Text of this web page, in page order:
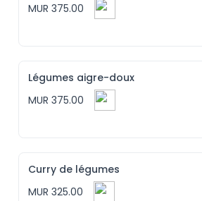
MUR 375.00
Légumes aigre-doux
MUR 375.00
Curry de légumes
MUR 325.00